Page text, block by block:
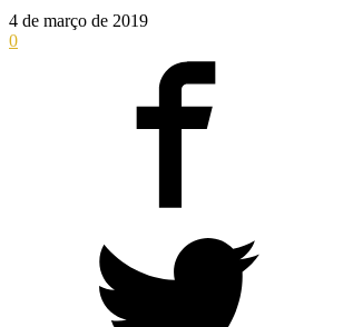
4 de março de 2019
0